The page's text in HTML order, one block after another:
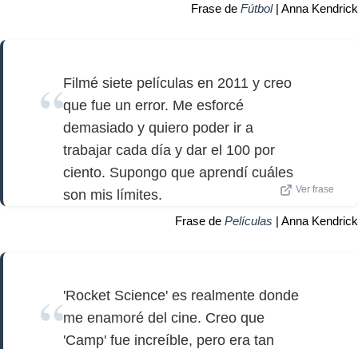
Frase de Fútbol| Anna Kendrick
Filmé siete películas en 2011 y creo
que fue un error. Me esforcé
demasiado y quiero poder ir a
trabajar cada día y dar el 100 por
ciento. Supongo que aprendí cuáles
son mis límites.
Ver frase
Frase de Películas | Anna Kendrick
'Rocket Science' es realmente donde
me enamoré del cine. Creo que
'Camp' fue increíble, pero era tan